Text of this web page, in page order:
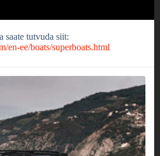
saate tutvuda siit:
en-ee/boats/superboats.html